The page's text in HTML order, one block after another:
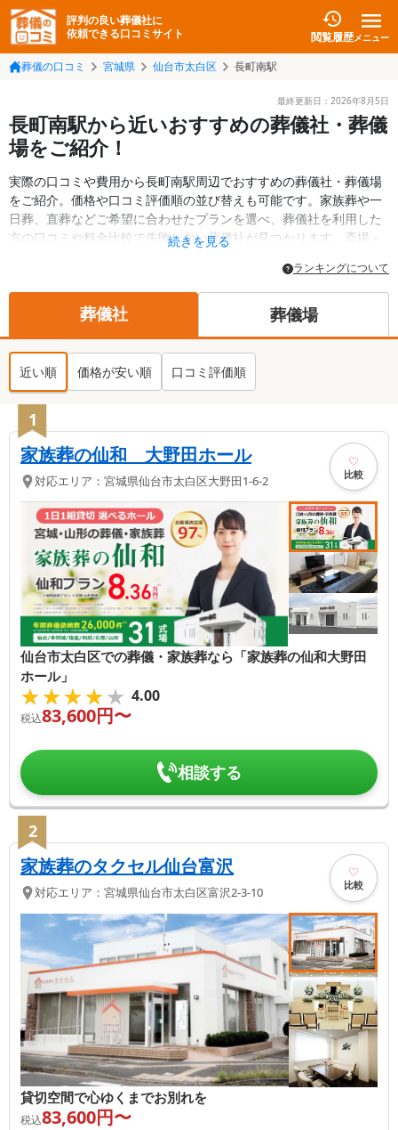
評判の良い葬儀社に
依頼できる口コミサイト
閲覧履歴メニュー
葬儀の口コミ 宮城県 仙台市太白区 長町南駅
最終更新日： 2026年8月5日
長町南駅から近いおすすめの葬儀社・葬儀
場をご紹介！
実際の口コミや費用から長町南駅周辺でおすすめの葬儀社・葬儀場
をご紹介。価格や口コミ評価順の並び替えも可能です。家族葬や一
日葬、直葬などご希望に合わせたプランを選べ、葬儀社を利用した
方の口コミや料金比較で失敗しない葬儀社が見つかります。斎場・
ての情報も掲載しています。24時間の相談受付で深夜・早朝でも対
応可能です。
続きを見る
ランキングについて
葬儀社 葬儀場
近い順 価格が安い順 口コミ評価順
1
家族葬の仙和 大野田ホール
対応エリア： 宮城県仙台市太白区大野田1-6-2 比較
仙台市太白区での葬儀・家族葬なら「家族葬の仙和大野田
ホール」
★★★★★
★★★★★ 4.00
税込83,600円〜
相談する
2
家族葬のタクセル仙台富沢
対応エリア： 宮城県仙台市太白区富沢2-3-10 比較
貸切空間で心ゆくまでお別れを
税込83,600円〜